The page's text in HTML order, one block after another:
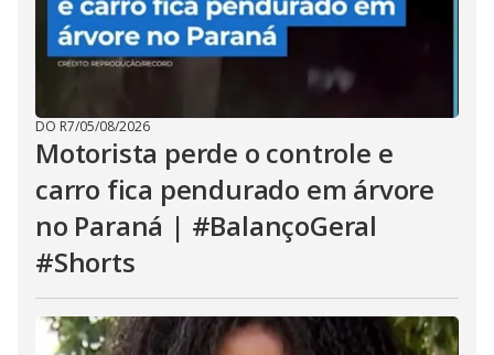
DO R7/05/08/2026
Motorista perde o controle e
carro fica pendurado em árvore
no Paraná | #BalançoGeral
#Shorts